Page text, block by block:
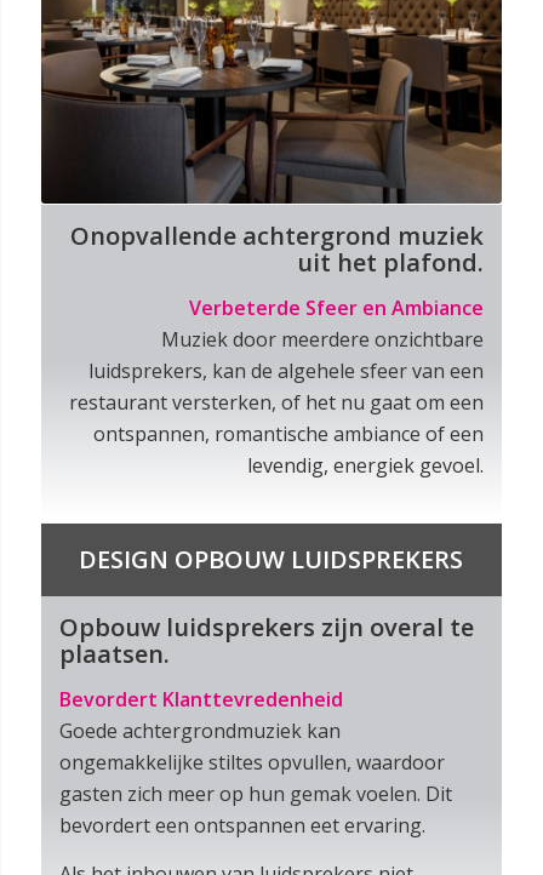
Onopvallende achtergrond muziek
uit het plafond.
Verbeterde Sfeer en Ambiance
Muziek door meerdere onzichtbare
luidsprekers, kan de algehele sfeer van een
restaurant versterken, of het nu gaat om een
ontspannen, romantische ambiance of een
levendig, energiek gevoel.
DESIGN OPBOUW LUIDSPREKERS
Opbouw luidsprekers zijn overal te
plaatsen.
Bevordert Klanttevredenheid
Goede achtergrondmuziek kan
ongemakkelijke stiltes opvullen, waardoor
gasten zich meer op hun gemak voelen. Dit
bevordert een ontspannen eet ervaring.